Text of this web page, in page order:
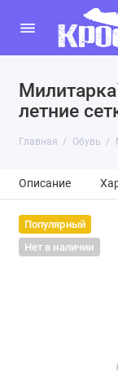
летние
Главная Обувь
Описание
Популярный
Нет в наличии